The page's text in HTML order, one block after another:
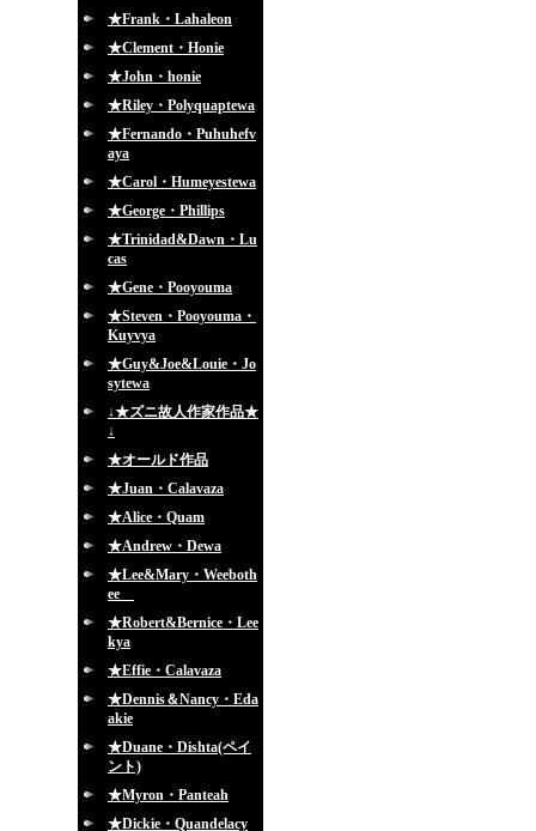
★Frank・Lahaleon
★Clement・Honie
★John・honie
★Riley・Polyquaptewa
★Fernando・Puhuhefv
aya
★Carol・Humeyestewa
★George・Phillips
★Trinidad&Dawn・Lu
cas
★Gene・Pooyouma
★Steven・Pooyouma・
Kuyvya
★Guy&Joe&Louie・Jo
sytewa
↓★ズニ故人作家作品★
↓
★オールド作品
★Juan・Calavaza
★Alice・Quam
★Andrew・Dewa
★Lee&Mary・Weeboth
ee
★Robert&Bernice・Lee
kya
★Effie・Calavaza
★Dennis＆Nancy・Eda
akie
★Duane・Dishta(ペイ
ント)
★Myron・Panteah
★Dickie・Quandelacy